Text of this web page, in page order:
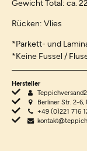
Gewicht Total: ca.
Rücken: Vlies
*Parkett- und
*Keine Fussel /
Hersteller
Berliner Str. 2-6,
+49 (0)221 716